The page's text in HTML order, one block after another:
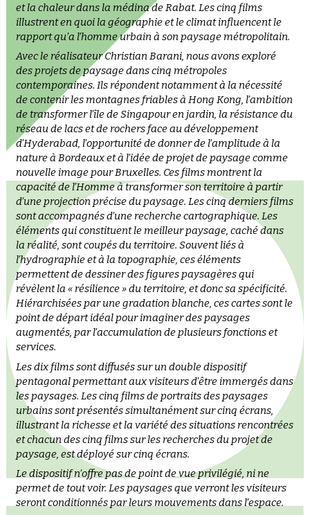
et la chaleur dans la médina de Rabat. Les cinq films
illustrent en quoi la géographie et le climat influencent le
rapport qu’a l’homme urbain à son paysage métropolitain.
Avec le réalisateur Christian Barani, nous avons exploré
des projets de paysage dans cinq métropoles
contemporaines. Ils répondent notamment à la nécessité
de contenir les montagnes friables à Hong Kong, l’ambition
de transformer l’île de Singapour en jardin, la résistance du
réseau de lacs et de rochers face au développement
d’Hyderabad, l’opportunité de donner de l’amplitude à la
nature à Bordeaux et à l’idée de projet de paysage comme
nouvelle image pour Bruxelles. Ces films montrent la
capacité de l’Homme à transformer son territoire à partir
d’une projection précise du paysage. Les cinq derniers films
sont accompagnés d’une recherche cartographique. Les
éléments qui constituent le meilleur paysage, caché dans
la réalité, sont coupés du territoire. Souvent liés à
l’hydrographie et à la topographie, ces éléments
permettent de dessiner des figures paysagères qui
révèlent la « résilience » du territoire, et donc sa spécificité.
Hiérarchisées par une gradation blanche, ces cartes sont le
point de départ idéal pour imaginer des paysages
augmentés, par l’accumulation de plusieurs fonctions et
services.
Les dix films sont diffusés sur un double dispositif
pentagonal permettant aux visiteurs d’être immergés dans
les paysages. Les cinq films de portraits des paysages
urbains sont présentés simultanément sur cinq écrans,
illustrant la richesse et la variété des situations rencontrées
et chacun des cinq films sur les recherches du projet de
paysage, est déployé sur cinq écrans.
Le dispositif n’offre pas de point de vue privilégié, ni ne
permet de tout voir. Les paysages que verront les visiteurs
seront conditionnés par leurs mouvements dans l’espace.